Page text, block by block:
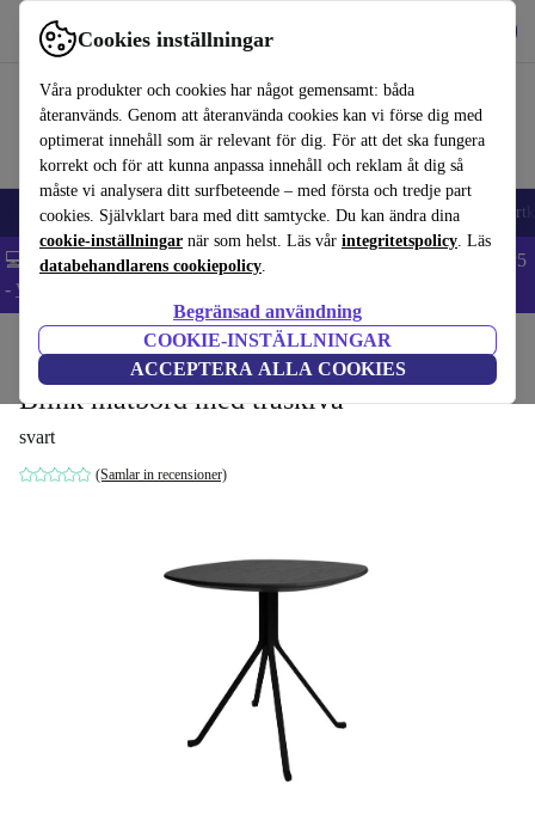
Cookies inställningar
Våra produkter och cookies har något gemensamt: båda
återanvänds. Genom att återanvända cookies kan vi förse dig med
optimerat innehåll som är relevant för dig. För att det ska fungera
korrekt och för att kunna anpassa innehåll och reklam åt dig så
måste vi analysera ditt surfbeteende – med första och tredje part
cookies. Självklart bara med ditt samtycke. Du kan ändra dina
cookie-inställningar när som helst. Läs vår integritetspolicy. Läs
databehandlarens cookiepolicy.
Begränsad användning
COOKIE-INSTÄLLNINGAR
ACCEPTERA ALLA COOKIES
Använd refurbed snabbt och enkelt
🎒 Back to school Mobiltelefoner Bärbara datorer Surfplattor
💻 Extra 5% rabatt på alla MacBooks och laptops - Code: LAPTOP5
- Villkor
Hushåll Möbler
Blink matbord med träskiva
svart
(Samlar in recensioner)